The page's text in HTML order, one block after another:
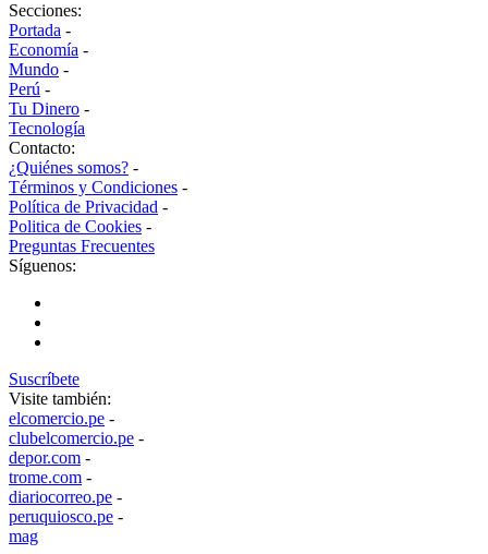
Secciones:
Portada -
Economía -
Mundo -
Perú -
Tu Dinero -
Tecnología
Contacto:
¿Quiénes somos? -
Términos y Condiciones -
Política de Privacidad -
Politica de Cookies -
Preguntas Frecuentes
Síguenos:
Suscríbete
Visite también:
elcomercio.pe -
clubelcomercio.pe -
depor.com -
trome.com -
diariocorreo.pe -
peruquiosco.pe -
mag